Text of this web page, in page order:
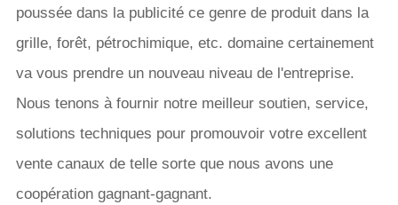
poussée dans la publicité ce genre de produit dans la
grille, forêt, pétrochimique, etc. domaine certainement
va vous prendre un nouveau niveau de l'entreprise.
Nous tenons à fournir notre meilleur soutien, service,
solutions techniques pour promouvoir votre excellent
vente canaux de telle sorte que nous avons une
coopération gagnant-gagnant.